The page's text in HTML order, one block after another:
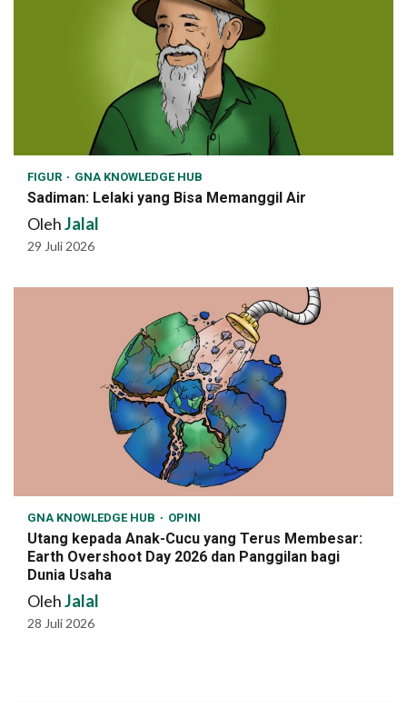
FIGUR GNA KNOWLEDGE HUB
Sadiman: Lelaki yang Bisa Memanggil Air
OlehJalal
29 Juli 2026
GNA KNOWLEDGE HUB OPINI
Utang kepada Anak-Cucu yang Terus Membesar:
Earth Overshoot Day 2026 dan Panggilan bagi
Dunia Usaha
OlehJalal
28 Juli 2026